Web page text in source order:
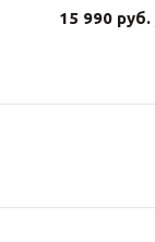
15 990